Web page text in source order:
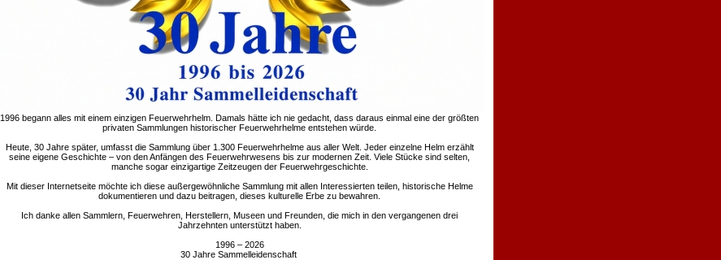
1996 begann alles mit einem einzigen Feuerwehrhelm. Damals hätte ich nie gedacht, dass daraus einmal eine der größten
privaten Sammlungen historischer Feuerwehrhelme entstehen würde.
Heute, 30 Jahre später, umfasst die Sammlung über 1.300 Feuerwehrhelme aus aller Welt. Jeder einzelne Helm erzählt
seine eigene Geschichte – von den Anfängen des Feuerwehrwesens bis zur modernen Zeit. Viele Stücke sind selten,
manche sogar einzigartige Zeitzeugen der Feuerwehrgeschichte.
Mit dieser Internetseite möchte ich diese außergewöhnliche Sammlung mit allen Interessierten teilen, historische Helme
dokumentieren und dazu beitragen, dieses kulturelle Erbe zu bewahren.
Ich danke allen Sammlern, Feuerwehren, Herstellern, Museen und Freunden, die mich in den vergangenen drei
Jahrzehnten unterstützt haben.
1996 – 2026
30 Jahre Sammelleidenschaft